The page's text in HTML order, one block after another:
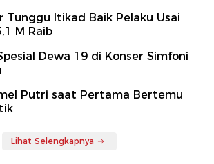
Tunggu Itikad Baik Pelaku Usai
M Raib
Dewa 19 di Konser Simfoni
Putri saat Pertama Bertemu
Lihat Selengkapnya